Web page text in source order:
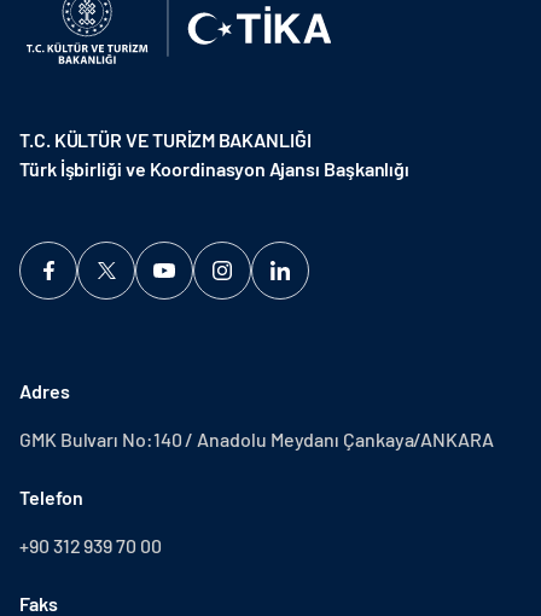
T.C. KÜLTÜR VE TURİZM BAKANLIĞI
Türk İşbirliği ve Koordinasyon Ajansı Başkanlığı
Adres
GMK Bulvarı No:140 / Anadolu Meydanı Çankaya/ANKARA
Telefon
+90 312 939 70 00
Faks